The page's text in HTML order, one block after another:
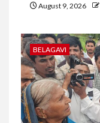
August 9, 2026
BELAGAVI